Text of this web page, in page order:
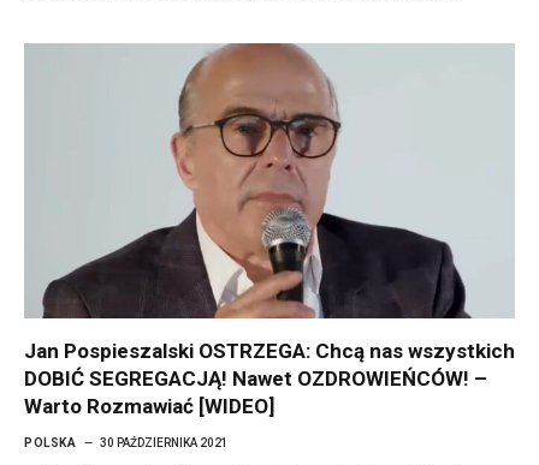
Jan Pospieszalski OSTRZEGA: Chcą nas wszystkich
DOBIĆ SEGREGACJĄ! Nawet OZDROWIEŃCÓW! –
Warto Rozmawiać [WIDEO]
POLSKA 30 PAŹDZIERNIKA 2021